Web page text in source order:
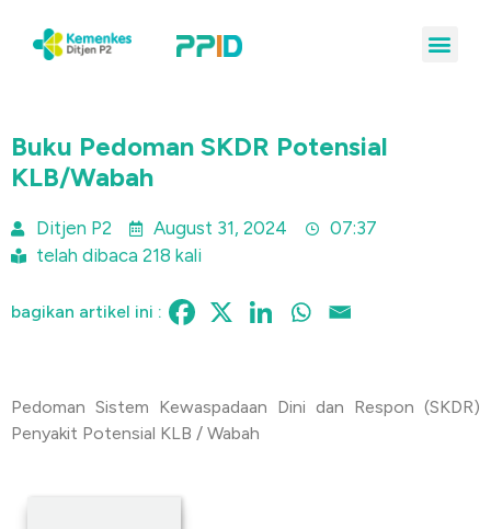
Buku Pedoman SKDR Potensial
KLB/Wabah
Ditjen P2 August 31, 2024
07:37
telah dibaca 218 kali
bagikan artikel ini :
Pedoman Sistem Kewaspadaan Dini dan Respon (SKDR)
Penyakit Potensial KLB / Wabah